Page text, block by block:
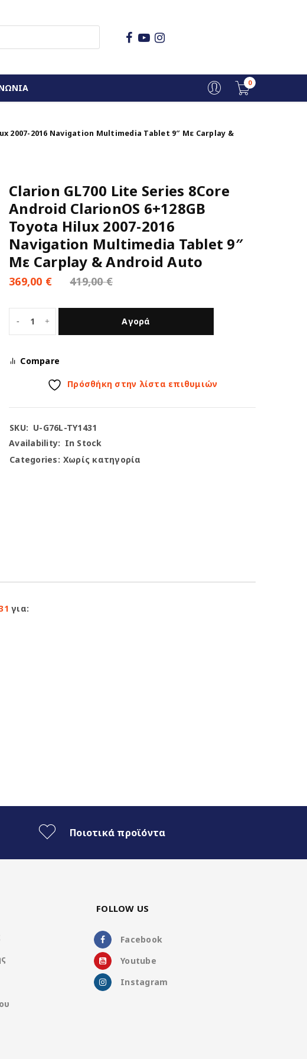
0
2007-2016 Navigation Multimedia Tablet 9″ Με Carplay &
Clarion GL700 Lite Series 8Core
Android ClarionOS 6+128GB
Toyota Hilux 2007-2016
Navigation Multimedia Tablet 9″
Με Carplay & Android Auto
419,00€
369,00 €
Αγορά
Compare
Πρόσθήκη στην λίστα επιθυμιών
SKU: U-G76L-TY1431
Availability: In Stock
Categories: Χωρίς κατηγορία
για:
Ποιοτικά προϊόντα
FOLLOW US
Facebook
Youtube
Instagram